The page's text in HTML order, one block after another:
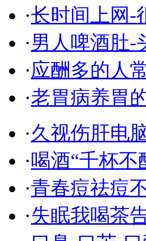
·长时间上网-
·男人啤酒肚-
·应酬多的人
·老胃病养胃
·久视伤肝电
·喝酒“千杯不
·青春痘祛痘
·失眠我喝茶